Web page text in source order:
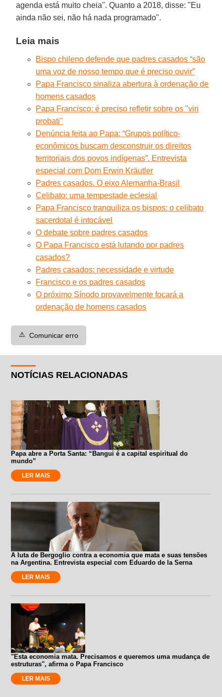
agenda está muito cheia". Quanto a 2018, disse: "Eu
ainda não sei, não há nada programado".
Leia mais
Bispo chileno defende que padres casados “são
uma voz de nosso tempo que é preciso ouvir”
Papa Francisco sinaliza abertura à ordenação de
homens casados
Papa Francisco: é preciso refletir sobre os "viri
probati"
Denúncia feita ao Papa: “Grupos político-
econômicos buscam desconstruir os direitos
territoriais dos povos indígenas”. Entrevista
especial com Dom Erwin Kräutler
Padres casados. O eixo Alemanha-Brasil
Celibato: uma tempestade eclesial
Papa Francisco tranquiliza os bispos: o celibato
sacerdotal é intocável
O debate sobre padres casados
O Papa Francisco está lutando por padres
casados?
Padres casados: necessidade e virtude
Francisco e os padres casados
O próximo Sínodo provavelmente focará a
ordenação de homens casados
⚠️ Comunicar erro
NOTÍCIAS RELACIONADAS
Papa abre a Porta Santa: “Bangui é a capital espiritual do
mundo”
LER MAIS
A luta de Bergoglio contra a economia que mata e suas tensões
na Argentina. Entrevista especial com Eduardo de la Serna
LER MAIS
"Esta economia mata. Precisamos e queremos uma mudança de
estruturas", afirma o Papa Francisco
LER MAIS